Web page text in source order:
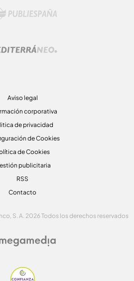
Aviso legal
corporativa
de privacidad
de Cookies
de Cookies
publicitaria
RSS
Contacto
S. A. 2026 Todos los derechos reservados